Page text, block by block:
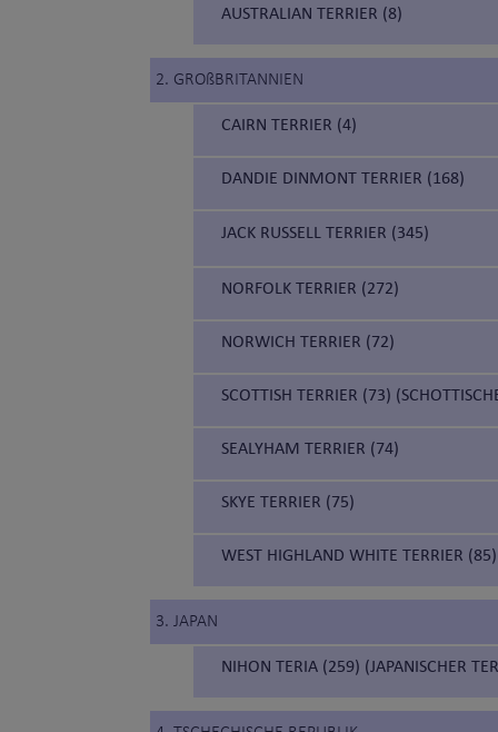
AUSTRALIAN TERRIER (8)
2. GROßBRITANNIEN
CAIRN TERRIER (4)
DANDIE DINMONT TERRIER (168)
JACK RUSSELL TERRIER (345)
NORFOLK TERRIER (272)
NORWICH TERRIER (72)
SCOTTISH TERRIER (73)
SEALYHAM TERRIER (74)
SKYE TERRIER (75)
WEST HIGHLAND WHITE TERRIER (85)
3. JAPAN
NIHON TERIA (259) (JAPANISCHER